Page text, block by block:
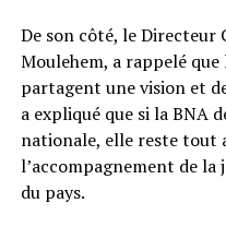
De son côté, le Directeur
Moulehem, a rappelé
partagent une vision et
a expliqué que si la BNA
nationale, elle reste tout
l’accompagnement de
du pays.